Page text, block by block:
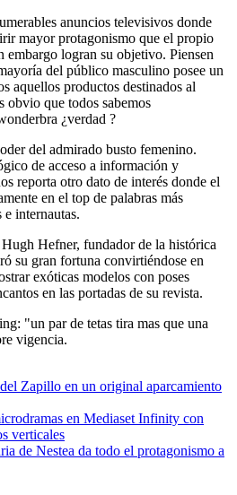
anuncios televisivos donde
mayor protagonismo que el propio
embargo logran su objetivo. Piensen
del público masculino posee un
aquellos productos destinados al
obvio que todos sabemos
¿verdad ?
del admirado busto femenino.
de acceso a información y
reporta otro dato de interés donde el
en el top de palabras más
e internautas.
Hefner, fundador de la histórica
su gran fortuna convirtiéndose en
exóticas modelos con poses
en las portadas de su revista.
"un par de tetas tira mas que una
vigencia.
Zapillo en un original aparcamiento
en Mediaset Infinity con
verticales
de Nestea da todo el protagonismo a